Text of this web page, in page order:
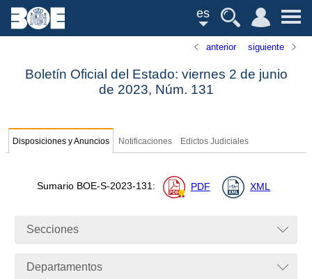
es
anterior siguiente
Boletín Oficial del Estado: viernes 2 de junio
de 2023, Núm. 131
Disposiciones y Anuncios Notificaciones Edictos Judiciales
Sumario BOE-S-2023-131: PDF XML
Secciones
Departamentos